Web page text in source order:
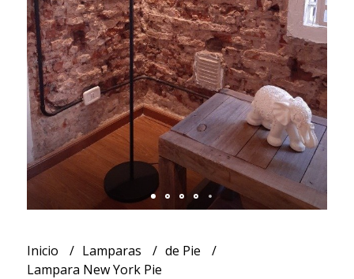
Inicio Lamparas
de Pie
Lampara New York Pie